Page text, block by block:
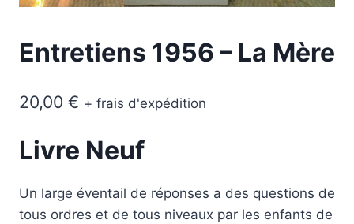
Entretiens 1956 – La Mère
20,00 € + frais d'expédition
Livre Neuf
Un large éventail de réponses a des questions de
tous ordres et de tous niveaux par les enfants de